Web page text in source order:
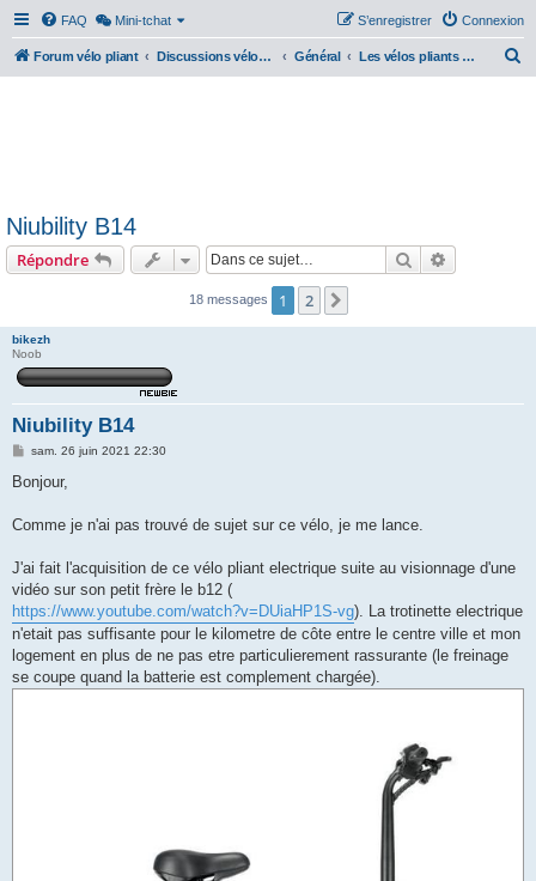
FAQ Mini-tchat Connexion
S’enregistrer
Forum vélo pliant Discussions vélos pliants Général Les vélos pliants électriques
Niubility B14
Répondre Rechercher
18 messages 1 2
bikezh
Noob
Niubility B14
M
s
g
sam. 26 juin 2021 22:30
Bonjour,
Comme je n'ai pas trouvé de sujet sur ce vélo, je me lance.
J'ai fait l'acquisition de ce vélo pliant electrique suite au visionnage d'une
vidéo sur son petit frère le b12 (
https://www.youtube.com/watch?v=DUiaHP1S-vg). La trotinette electrique
n'etait pas suffisante pour le kilometre de côte entre le centre ville et mon
logement en plus de ne pas etre particulierement rassurante (le freinage
se coupe quand la batterie est complement chargée).